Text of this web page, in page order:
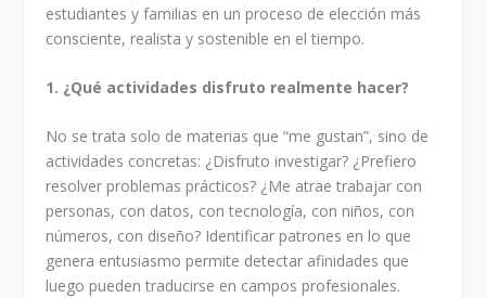
estudiantes y familias en un proceso de elección más
consciente, realista y sostenible en el tiempo.
1. ¿Qué actividades disfruto realmente hacer?
No se trata solo de materias que “me gustan”, sino de
actividades concretas: ¿Disfruto investigar? ¿Prefiero
resolver problemas prácticos? ¿Me atrae trabajar con
personas, con datos, con tecnología, con niños, con
números, con diseño? Identificar patrones en lo que
genera entusiasmo permite detectar afinidades que
luego pueden traducirse en campos profesionales.